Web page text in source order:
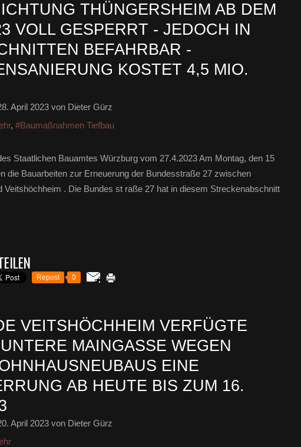
THÜNGERSHEIM AB DEM
VOLL GESPERRT - JEDOCH IN
BEFAHRBAR -
KOSTET 4,5 MIO. E
April 2023 von Dieter Gürz
, #Baumaßnahmen Tiefbau
Staatlichen Bauamtes Würzburg vom 27.4.2023 Am Montag, den 15
die Bauarbeiten zur Erneuerung der Bundesstraße 27 zwischen
Veitshöchheim . Die Bundes st raße 27 hat in diesem Streckenabschnitt
Repost 0
VEITSHÖCHHEIM VERFÜGTE
MAINGASSE WEGEN
EINE
AB HEUTE BIS ZUM 16.
April 2023 von Dieter Gürz